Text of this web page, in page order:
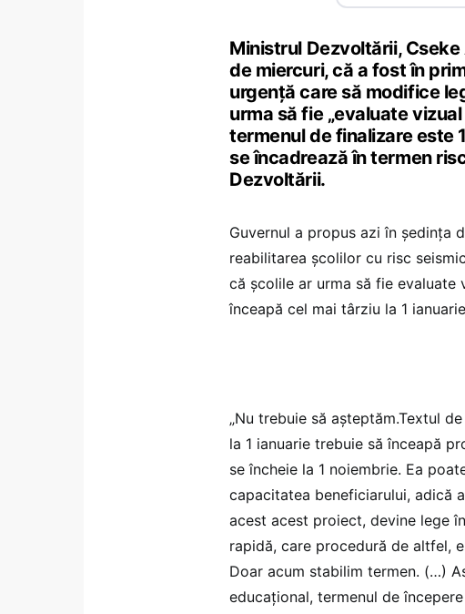
Ministrul Dezvoltării,
de miercuri, că a fost în
urgență care să modifice
urma să fie „evaluate
termenul de finalizare este
se încadrează în termen
Dezvoltării.
Guvernul a propus azi în ședința
reabilitarea școlilor cu risc
că școlile ar urma să fie
înceapă cel mai târziu la 1
„Nu trebuie să așteptăm.Textul
la 1 ianuarie trebuie să înceapă
se încheie la 1 noiembrie. Ea
capacitatea beneficiarului, adică
acest acest proiect, devine lege
rapidă, care procedură de altfel,
Doar acum stabilim termen. (…)
educațional, termenul de